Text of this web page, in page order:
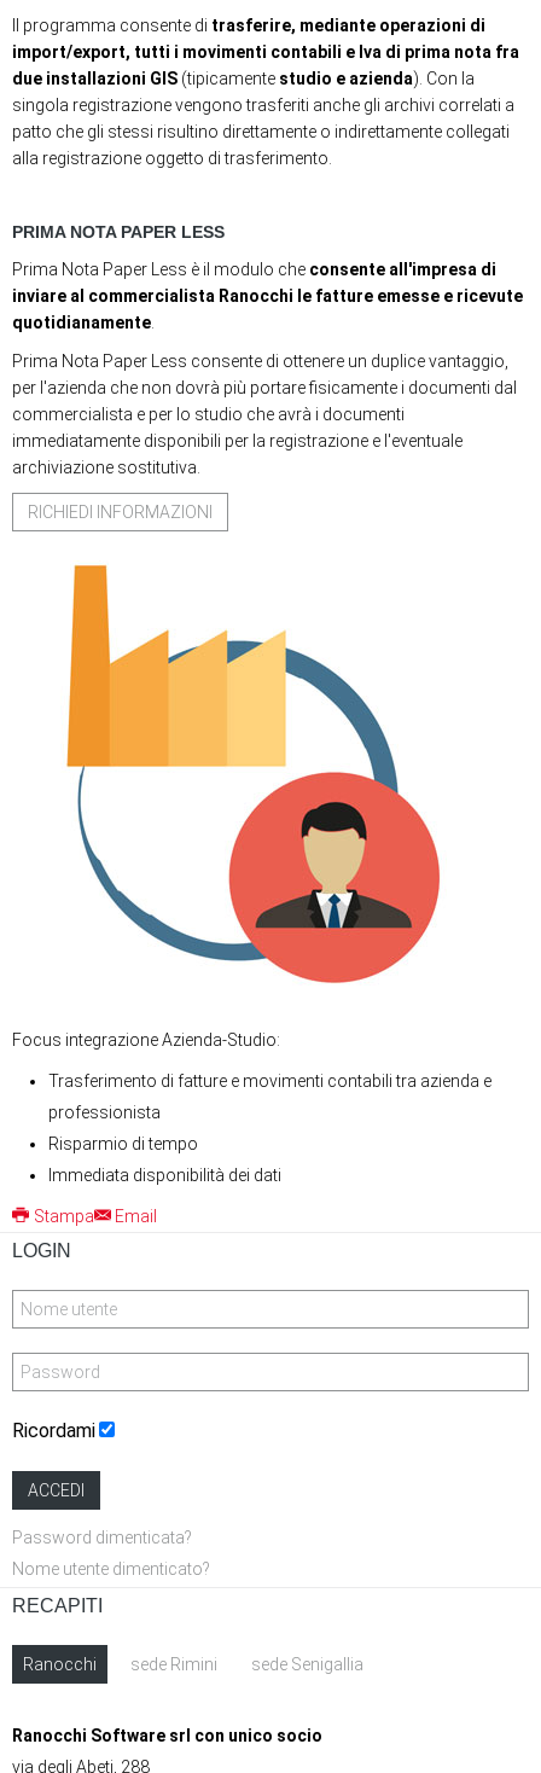
Il programma consente di trasferire, mediante operazioni di
import/export, tutti i movimenti contabili e Iva di prima nota fra
due installazioni GIS (tipicamente studio e azienda). Con la
singola registrazione vengono trasferiti anche gli archivi correlati a
patto che gli stessi risultino direttamente o indirettamente collegati
alla registrazione oggetto di trasferimento.
PRIMA NOTA PAPER LESS
Prima Nota Paper Less è il modulo che consente all'impresa di
inviare al commercialista Ranocchi le fatture emesse e ricevute
quotidianamente
Prima Nota Paper Less consente di ottenere un duplice vantaggio,
per l'azienda che non dovrà più portare fisicamente i documenti dal
commercialista e per lo studio che avrà i documenti
immediatamente disponibili per la registrazione e l'eventuale
archiviazione sostitutiva.
RICHIEDI INFORMAZIONI
Focus integrazione Azienda-Studio:
Trasferimento di fatture e movimenti contabili tra azienda e
professionista
Risparmio di tempo
Immediata disponibilità dei dati
Stampa Email
LOGIN
Ricordami
ACCEDI
Password dimenticata?
Nome utente dimenticato?
RECAPITI
Ranocchi sede Rimini sede Senigallia
Ranocchi Software srl con unico socio
via degli Abeti, 288